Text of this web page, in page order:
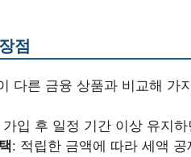
점
다른 금융 상품과 비교해 가
가입 후 일정 기간 이상 유지
: 적립한 금액에 따라 세액